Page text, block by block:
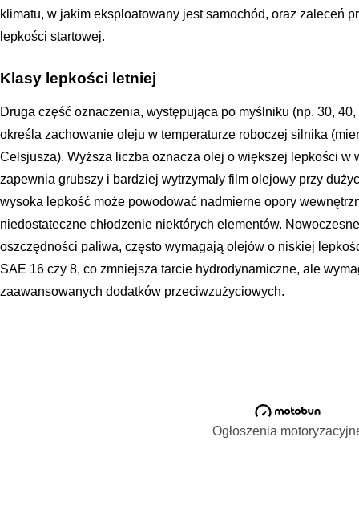
klimatu, w jakim eksploatowany jest samochód, oraz zaleceń
lepkości startowej.
Klasy lepkości letniej
Druga część oznaczenia, występująca po myślniku (np. 30,
określa zachowanie oleju w temperaturze roboczej silnika
Celsjusza). Wyższa liczba oznacza olej o większej lepkości w
zapewnia grubszy i bardziej wytrzymały film olejowy przy
wysoka lepkość może powodować nadmierne opory
niedostateczne chłodzenie niektórych elementów.
oszczędności paliwa, często wymagają olejów o niskiej
SAE 16 czy 8, co zmniejsza tarcie hydrodynamiczne, ale
zaawansowanych dodatków przeciwzużyciowych.
Ogłoszenia